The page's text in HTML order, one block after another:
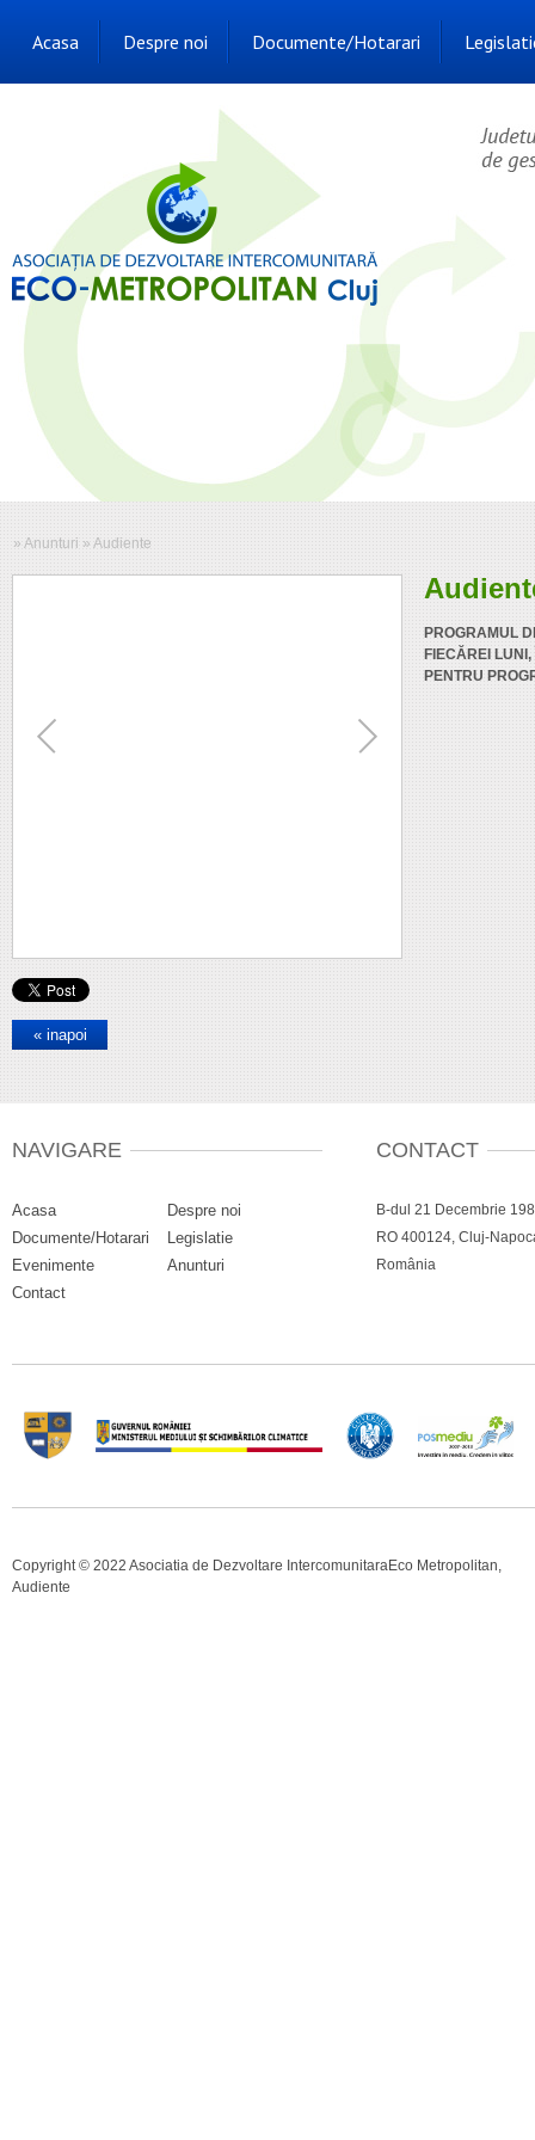
Acasa Despre noi Documente/Hotarari
» Anunturi » Audiente
« inapoi
PROGRAMUL
FIECĂREI
PENTRU
NAVIGARE
Acasa
Despre noi
Documente/Hotarari
Legislatie
Evenimente
Anunturi
Contact
CONTACT
B-dul 21 Decembrie
RO 400124, Cluj-
România
Copyright © 2022 Asociatia de Dezvoltare IntercomunitaraEco Metropolitan,
Audiente